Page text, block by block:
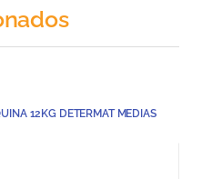
12KG DETERMAT MEDIAS